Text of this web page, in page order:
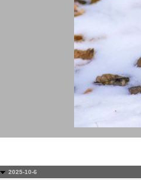
2025-10-6